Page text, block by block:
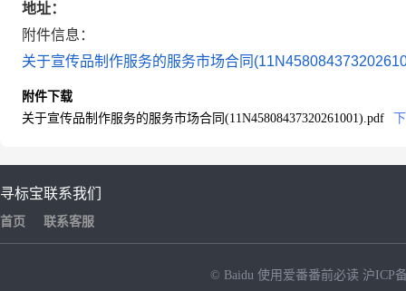
地址：
附件信息：
关于宣传品制作服务的服务市场合同
附件下载
关于宣传品制作服务的服务市场合同(11N45808437320261001).pdf
寻标宝
首页
联系我们
联系客服
© Baidu 使用爱番番前必读 沪ICP